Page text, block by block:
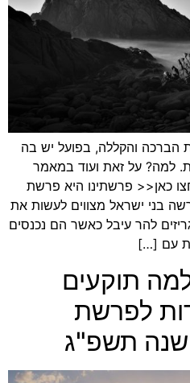
הברכה והקללה, בפועל יש בה
למה? על זאת ועוד במאמר
כאן<< פרשתינו היא פרשת
בני ישראל מצווים לעשות את
להר עיבל כאשר הם נכנסים
עם […]
תוקעים
לפרשת
תשפ"ג